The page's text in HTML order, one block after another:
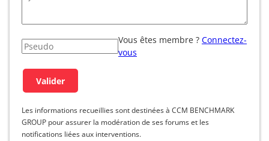
Vous êtes membre ? Connectez-
vous
Les informations recueillies sont destinées à CCM BENCHMARK
GROUP pour assurer la modération de ses forums et les
notifications liées aux interventions.